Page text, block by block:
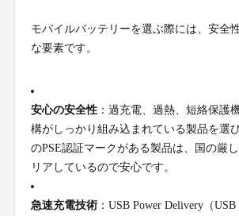
モバイルバッテリーを選ぶ際には、安全
な要素です。
安心の安全性：過充電、過熱、短絡保護
構がしっかり組み込まれている製品を選
のPSE認証マークがある製品は、国の厳
リアしているので安心です。
急速充電技術：USB Power Delivery（